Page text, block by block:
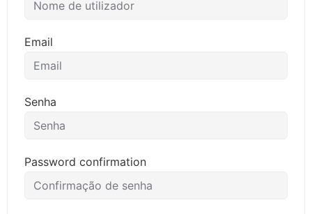
Email
Senha
Password confirmation